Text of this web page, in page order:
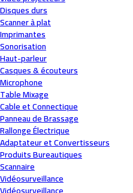
Disques durs
Scanner à plat
Imprimantes
Sonorisation
Haut-parleur
Casques & écouteurs
Microphone
Table Mixage
Cable et Connectique
Panneau de Brassage
Rallonge Électrique
Adaptateur et Convertisseurs
Produits Bureautiques
Scannaire
Vidéosurveillance